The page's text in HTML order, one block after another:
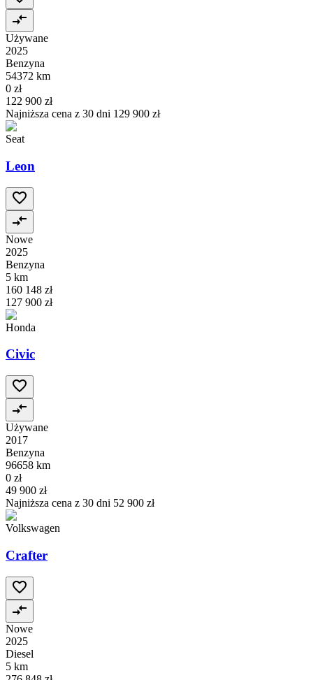
Używane
2025
Benzyna
54372 km
0 zł
122 900 zł
Najniższa cena z 30 dni 129 900 zł
Seat
Leon
Nowe
2025
Benzyna
5 km
160 148 zł
127 900 zł
Honda
Civic
Używane
2017
Benzyna
96658 km
0 zł
49 900 zł
Najniższa cena z 30 dni 52 900 zł
Volkswagen
Crafter
Nowe
2025
Diesel
5 km